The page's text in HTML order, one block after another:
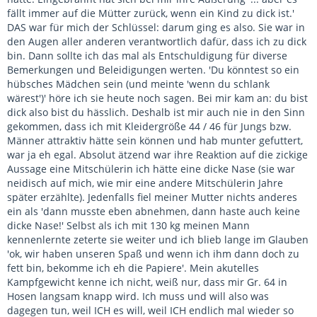
fällt immer auf die Mütter zurück, wenn ein Kind zu dick ist.'
DAS war für mich der Schlüssel: darum ging es also. Sie war in
den Augen aller anderen verantwortlich dafür, dass ich zu dick
bin. Dann sollte ich das mal als Entschuldigung für diverse
Bemerkungen und Beleidigungen werten. 'Du könntest so ein
hübsches Mädchen sein (und meinte 'wenn du schlank
wärest')' höre ich sie heute noch sagen. Bei mir kam an: du bist
dick also bist du hässlich. Deshalb ist mir auch nie in den Sinn
gekommen, dass ich mit Kleidergröße 44 / 46 für Jungs bzw.
Männer attraktiv hätte sein können und hab munter gefuttert,
war ja eh egal. Absolut ätzend war ihre Reaktion auf die zickige
Aussage eine Mitschülerin ich hätte eine dicke Nase (sie war
neidisch auf mich, wie mir eine andere Mitschülerin Jahre
später erzählte). Jedenfalls fiel meiner Mutter nichts anderes
ein als 'dann musste eben abnehmen, dann haste auch keine
dicke Nase!' Selbst als ich mit 130 kg meinen Mann
kennenlernte zeterte sie weiter und ich blieb lange im Glauben
'ok, wir haben unseren Spaß und wenn ich ihm dann doch zu
fett bin, bekomme ich eh die Papiere'. Mein akutelles
Kampfgewicht kenne ich nicht, weiß nur, dass mir Gr. 64 in
Hosen langsam knapp wird. Ich muss und will also was
dagegen tun, weil ICH es will, weil ICH endlich mal wieder so